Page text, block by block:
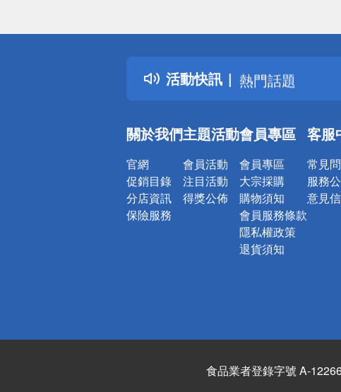
活動快訊
詐騙網頁！請
得獎公告
熱門話題
銀行優惠
詐騙網頁！請
關於我們
官網
促銷目錄
分店資訊
保險服務
主題活動
會員活動
注目活動
得獎公佈
會員專區
會員專區
大宗採購
購物須知
會員服務條款
隱私權政策
退貨須知
客服
常見
服務
意見
食品業者登錄字號 A-